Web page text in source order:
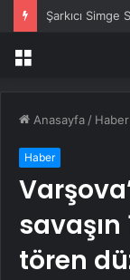
Menü
Anasayfa / Haber
Haber
savaşın
tören